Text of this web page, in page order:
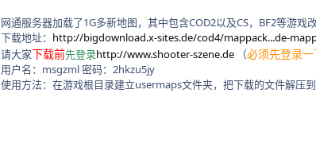
网通服务器加载了1G多新地图，其中包含COD2以及CS，BF2等游戏改
下载地址： http://bigdownload.x-sites.de/cod4/mappack...de-
请大家下载前先登录http://www.shooter-szene.de（必须先登录
用户名：msgzml 密码：2hkzu5jy
使用方法：在游戏根目录建立usermaps文件夹，把下载的文件解压到